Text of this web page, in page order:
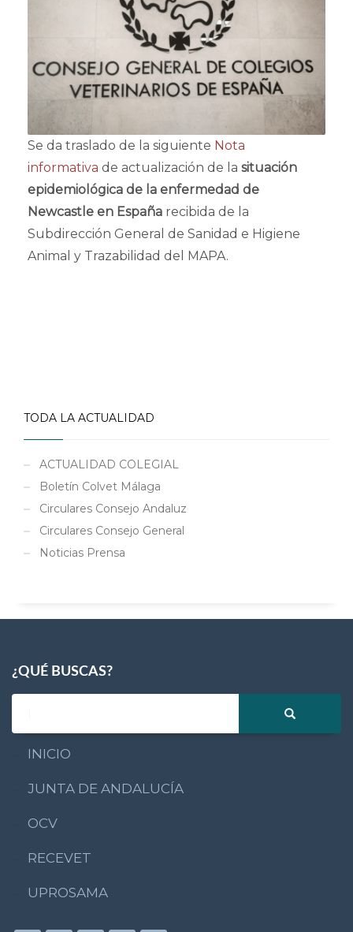
Se da traslado de la siguiente Nota
informativa de actualización de la situación
epidemiológica de la enfermedad de
Newcastle en España recibida de la
Subdirección General de Sanidad e Higiene
Animal y Trazabilidad del MAPA.
TODA LA ACTUALIDAD
ACTUALIDAD COLEGIAL
Boletín Colvet Málaga
Circulares Consejo Andaluz
Circulares Consejo General
Noticias Prensa
¿QUÉ BUSCAS?
INICIO
JUNTA DE ANDALUCÍA
OCV
RECEVET
UPROSAMA